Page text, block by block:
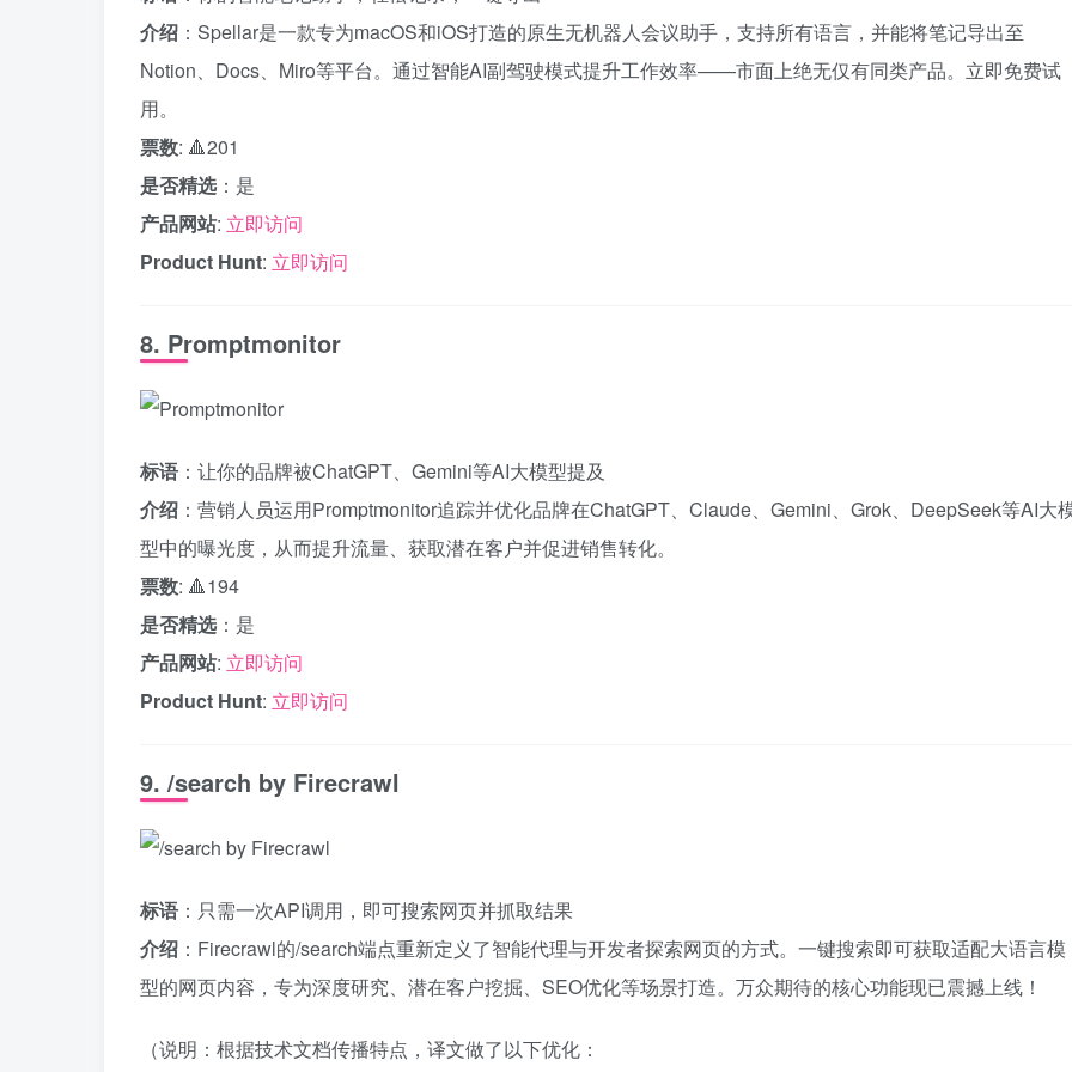
介绍 ：Spellar是一款专为macOS和iOS打造的原生无机器人会议助手，支持所有语言，并能将笔记导出至
Notion、Docs、Miro等平台。通过智能AI副驾驶模式提升工作效率——市面上绝无仅有同类产品。立即免费试
用。
票数: 🔺201
是否精选：是
产品网站: 立即访问
Product Hunt: 立即访问
8. Promptmonitor
标语 ：让你的品牌被ChatGPT、Gemini等AI大模型提及
介绍 ：营销人员运用Promptmonitor追踪并优化品牌在ChatGPT、Claude、Gemini、Grok、DeepSeek等AI大
型中的曝光度，从而提升流量、获取潜在客户并促进销售转化。
票数: 🔺194
是否精选：是
产品网站: 立即访问
Product Hunt: 立即访问
9. /search by Firecrawl
标语 ：只需一次API调用，即可搜索网页并抓取结果
介绍 ：Firecrawl的/search端点重新定义了智能代理与开发者探索网页的方式。一键搜索即可获取适配大语言模
型的网页内容，专为深度研究、潜在客户挖掘、SEO优化等场景打造。万众期待的核心功能现已震撼上线！
（说明：根据技术文档传播特点，译文做了以下优化：